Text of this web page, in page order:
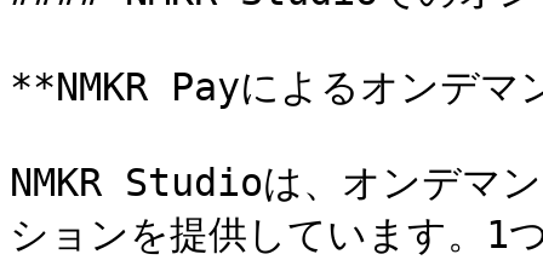
**NMKR Payによるオンデ
NMKR Studioは、オンデマ
ションを提供しています。1